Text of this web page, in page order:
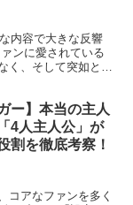
内容で大きな反響
ンに愛されている
く、そして突如とし
ー】本当の主人
4人主人公」が
割を徹底考察！
コアなファンを多く